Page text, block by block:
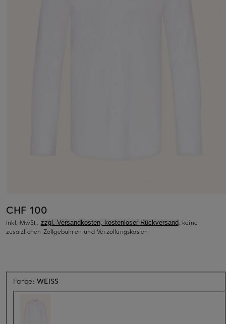
CHF 100
inkl. MwSt., zzgl. Versandkosten, kostenloser Rückversand, keine
zusätzlichen Zollgebühren und Verzollungskosten
Farbe:WEISS